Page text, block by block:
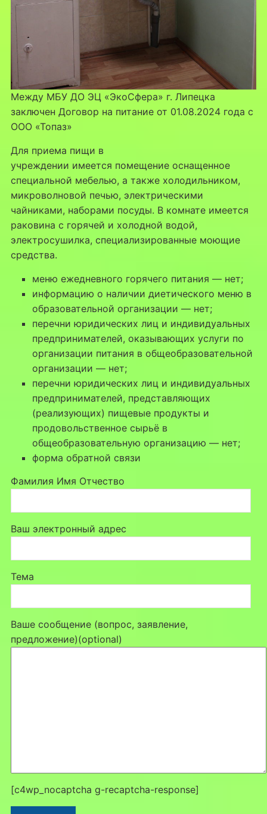
Между МБУ ДО ЭЦ «ЭкоСфера» г. Липецка
заключен Договор на питание от 01.08.2024 года с
ООО «Топаз»
Для приема пищи в
учреждении имеется помещение оснащенное
специальной мебелью, а также холодильником,
микроволновой печью, электрическими
чайниками, наборами посуды. В комнате имеется
раковина с горячей и холодной водой,
электросушилка, специализированные моющие
средства.
меню ежедневного горячего питания — нет;
информацию о наличии диетического меню в
образовательной организации — нет;
перечни юридических лиц и индивидуальных
предпринимателей, оказывающих услуги по
организации питания в общеобразовательной
организации — нет;
перечни юридических лиц и индивидуальных
предпринимателей, представляющих
(реализующих) пищевые продукты и
продовольственное сырьё в
общеобразовательную организацию — нет;
форма обратной связи
Фамилия Имя Отчество
Ваш электронный адрес
Тема
Ваше сообщение (вопрос, заявление,
предложение)(optional)
[c4wp_nocaptcha g-recaptcha-response]